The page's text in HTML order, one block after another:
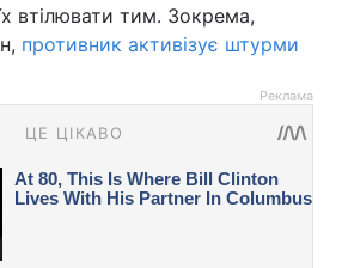
втілювати тим. Зокрема,
противник активізує штурми
Реклама